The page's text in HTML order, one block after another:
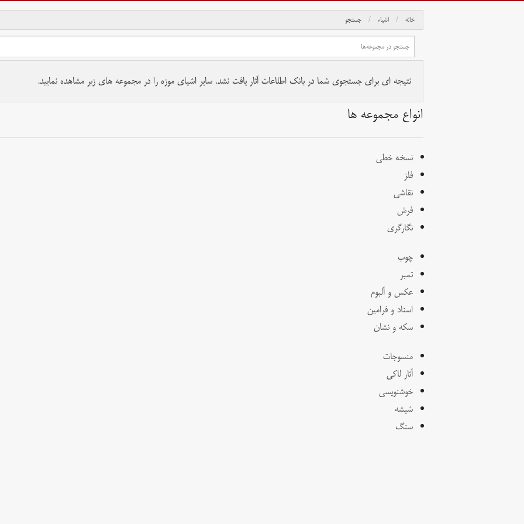
خانه اشیاء جستجو
نتیجه ای برای جستجوی شما در بانک اطلاعات آثار یافت نشد. سایر اشیای موزه را در مجموعه های زیر مشاهده نمایید.
انواع مجموعه ها
نسخه خطی
فلز
نقاشی
فرش
نگارگری
چوب
تمبر
عکس و آلبوم
اسناد و فرامین
سکه و نشان
منسوجات
آثار لاکی
خوشنویسی
شیشه
سنگ
تمام حقوق برای موسسه کتابخانه و موزه ملی ملک محفوظ است.